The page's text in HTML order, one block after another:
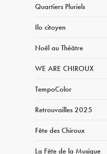
Quartiers Pluriels
Ilo citoyen
Noël au Théâtre
WE ARE CHIROUX
TempoColor
Retrouvailles 2025
Fête des Chiroux
La Fête de la Musique